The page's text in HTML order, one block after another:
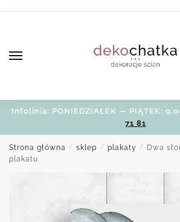
Infolinia: PONIEDZIAŁEK — PIĄTEK:
71 81
Strona główna / sklep / plakaty /
Dwa
plakatu